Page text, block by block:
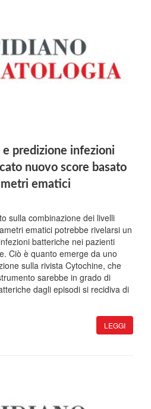
predizione infezioni
nuovo score basato
ematici
sulla combinazione dei livelli
ematici potrebbe rivelarsi un
batteriche nei pazienti
Ciò è quanto emerge da uno
sulla rivista Cytochine, che
sarebbe in grado di
dagli episodi si recidiva di
LEGGI